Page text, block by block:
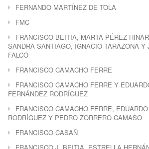
FERNANDO MARTÍNEZ DE TOLA
FMC
FRANCISCO BEITIA, MARTA PÉREZ-
SANDRA SANTIAGO, IGNACIO TARAZONA Y
FALCÓ
FRANCISCO CAMACHO FERRE
FRANCISCO CAMACHO FERRE Y
FERNÁNDEZ RODRÍGUEZ
FRANCISCO CAMACHO FERRE,
RODRÍGUEZ Y PEDRO ZORRERO CAMASO
FRANCISCO CASAÑ